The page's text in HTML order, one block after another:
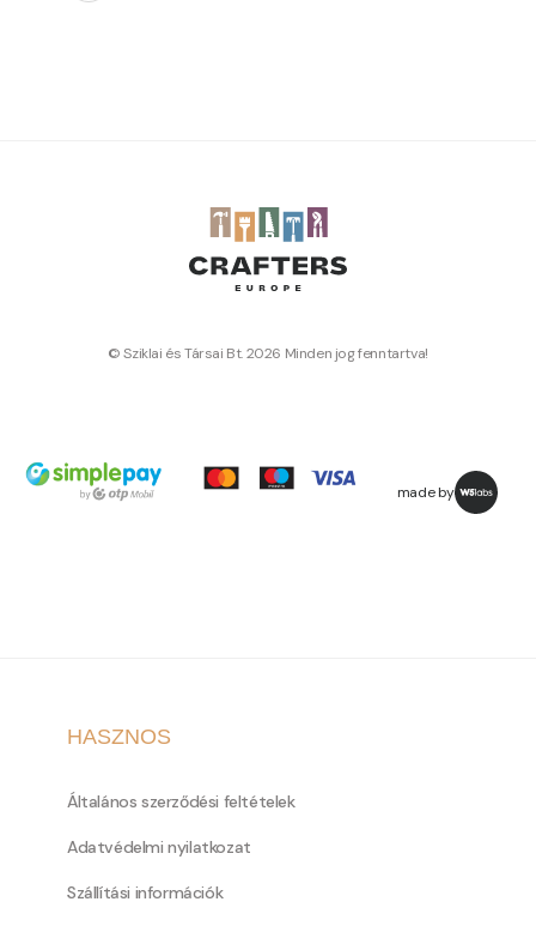
© Sziklai és Társai Bt. 2026 Minden jog fenntartva!
made by
HASZNOS
Általános szerződési feltételek
Adatvédelmi nyilatkozat
Szállítási információk